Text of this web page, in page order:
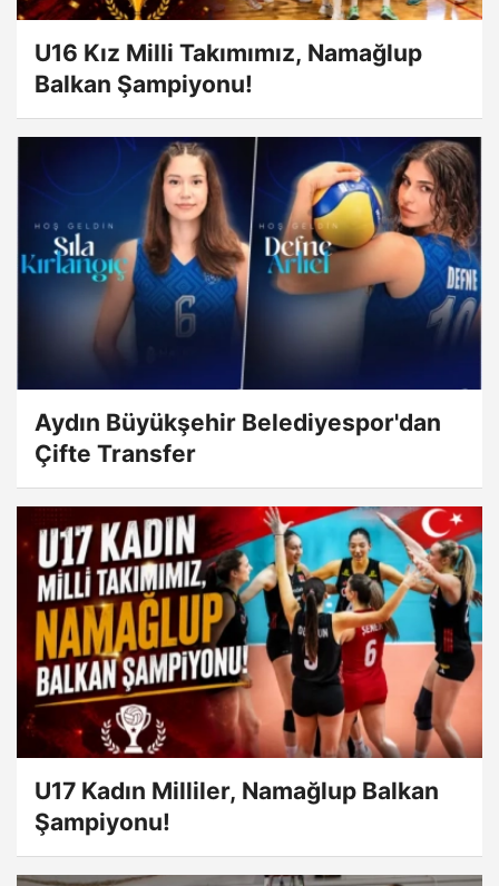
U16 Kız Milli Takımımız, Namağlup
Balkan Şampiyonu!
Aydın Büyükşehir Belediyespor'dan
Çifte Transfer
U17 Kadın Milliler, Namağlup Balkan
Şampiyonu!